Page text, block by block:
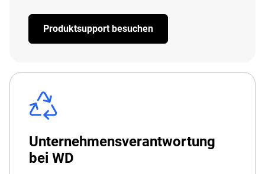
Produktsupport besuchen
Unternehmensverantwortung
bei WD